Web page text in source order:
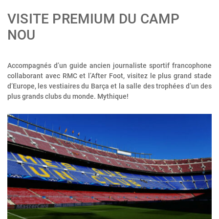
VISITE PREMIUM DU CAMP
NOU
Accompagnés d’un guide ancien journaliste sportif francophone
collaborant avec RMC et l’After Foot, visitez le plus grand stade
d’Europe, les vestiaires du Barça et la salle des trophées d’un des
plus grands clubs du monde. Mythique!
;